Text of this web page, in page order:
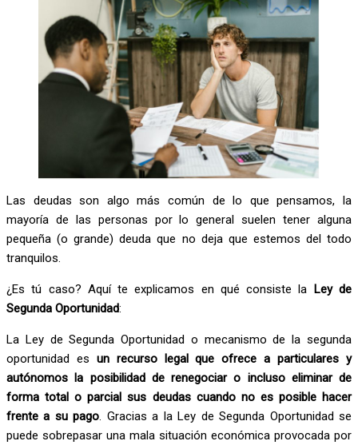
Las deudas son algo más común de lo que pensamos, la
mayoría de las personas por lo general suelen tener alguna
pequeña (o grande) deuda que no deja que estemos del todo
tranquilos.
¿Es tú caso? Aquí te explicamos en qué consiste la Ley de
Segunda Oportunidad:
La Ley de Segunda Oportunidad o mecanismo de la segunda
oportunidad es un recurso legal que ofrece a particulares y
autónomos la posibilidad de renegociar o incluso eliminar de
forma total o parcial sus deudas cuando no es posible hacer
frente a su pago. Gracias a la Ley de Segunda Oportunidad se
puede sobrepasar una mala situación económica provocada por